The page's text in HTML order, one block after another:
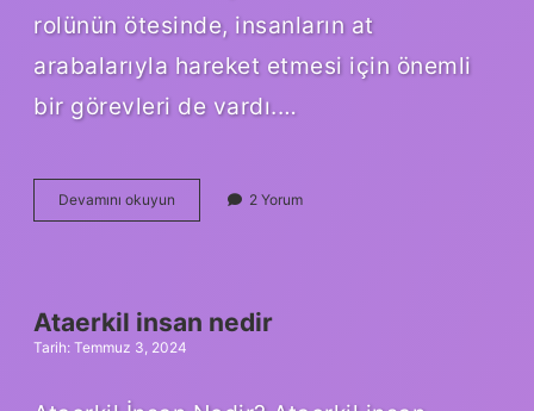
rolünün ötesinde, insanların at
arabalarıyla hareket etmesi için önemli
bir görevleri de vardı.…
Devamını okuyun
adam
2 Yorum
Ataerkil insan nedir
Tarih: Temmuz 3, 2024